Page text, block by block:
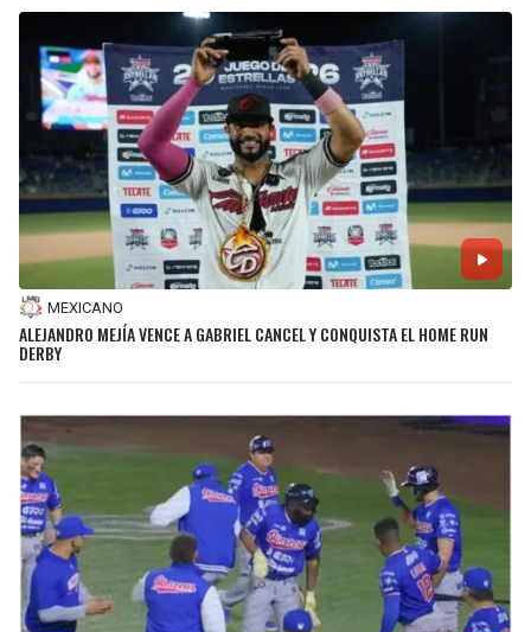
MEXICANO
ALEJANDRO MEJÍA VENCE A GABRIEL CANCEL Y CONQUISTA EL HOME RUN
DERBY